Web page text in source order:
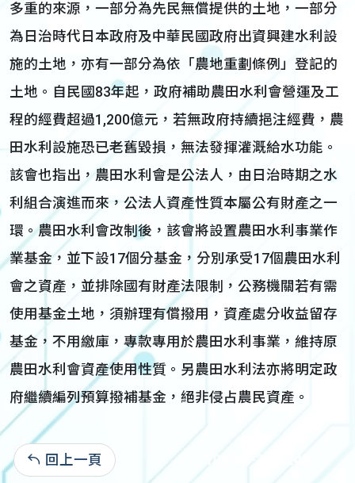
多重的來源，一部分為先民無償提供的土地，一部分
為日治時代日本政府及中華民國政府出資興建水利設
施的土地，亦有一部分為依「農地重劃條例」登記的
土地。自民國83年起，政府補助農田水利會營運及工
程的經費超過1,200億元，若無政府持續挹注經費，農
田水利設施恐已老舊毀損，無法發揮灌溉給水功能。
該會也指出，農田水利會是公法人，由日治時期之水
利組合演進而來，公法人資產性質本屬公有財產之一
環。農田水利會改制後，該會將設置農田水利事業作
業基金，並下設17個分基金，分別承受17個農田水利
會之資產，並排除國有財產法限制，公務機關若有需
使用基金土地，須辦理有償撥用，資產處分收益留存
基金，不用繳庫，專款專用於農田水利事業，維持原
農田水利會資產使用性質。另農田水利法亦將明定政
府繼續編列預算撥補基金，絕非侵占農民資產。
回上一頁 109-05-26:2,245